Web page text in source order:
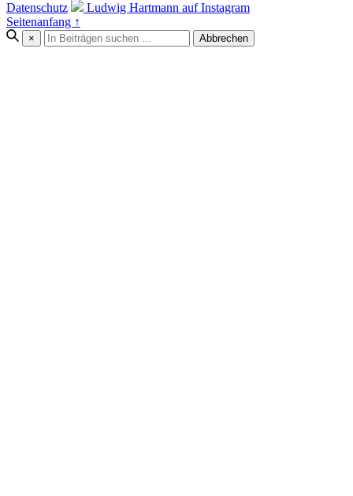
Datenschutz
Ludwig Hartmann auf Instagram
Seitenanfang ↑
× Abbrechen